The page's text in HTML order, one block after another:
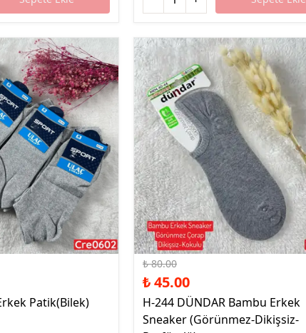
Patik(Bilek)
%44 İndirim
₺ 80.00
₺ 45.00
H-244 DÜNDAR Bambu Erkek
Sneaker (Görünmez-Dikişsiz-